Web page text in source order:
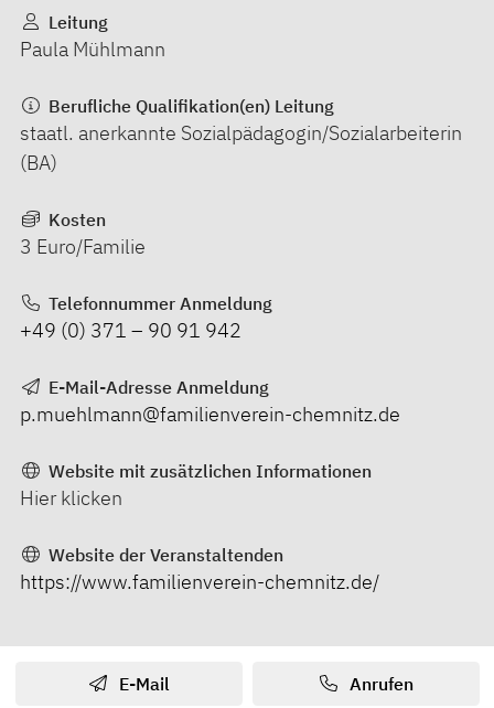
Leitung
Paula Mühlmann
Berufliche Qualifikation(en) Leitung
staatl. anerkannte Sozialpädagogin/Sozialarbeiterin
(BA)
Kosten
3 Euro/Familie
Telefonnummer Anmeldung
+49 (0) 371 – 90 91 942
E-Mail-Adresse Anmeldung
p.muehlmann@familienverein-chemnitz.de
Website mit zusätzlichen Informationen
Hier klicken
Website der Veranstaltenden
https://www.familienverein-chemnitz.de/
E-Mail Anrufen